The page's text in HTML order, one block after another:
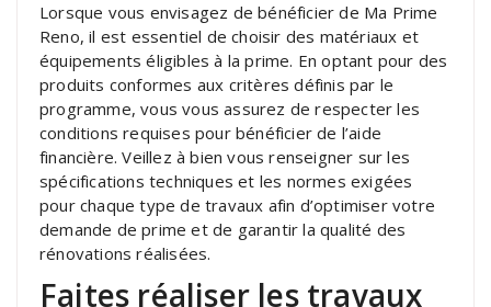
Lorsque vous envisagez de bénéficier de Ma Prime
Reno, il est essentiel de choisir des matériaux et
équipements éligibles à la prime. En optant pour des
produits conformes aux critères définis par le
programme, vous vous assurez de respecter les
conditions requises pour bénéficier de l’aide
financière. Veillez à bien vous renseigner sur les
spécifications techniques et les normes exigées
pour chaque type de travaux afin d’optimiser votre
demande de prime et de garantir la qualité des
rénovations réalisées.
Faites réaliser les travaux